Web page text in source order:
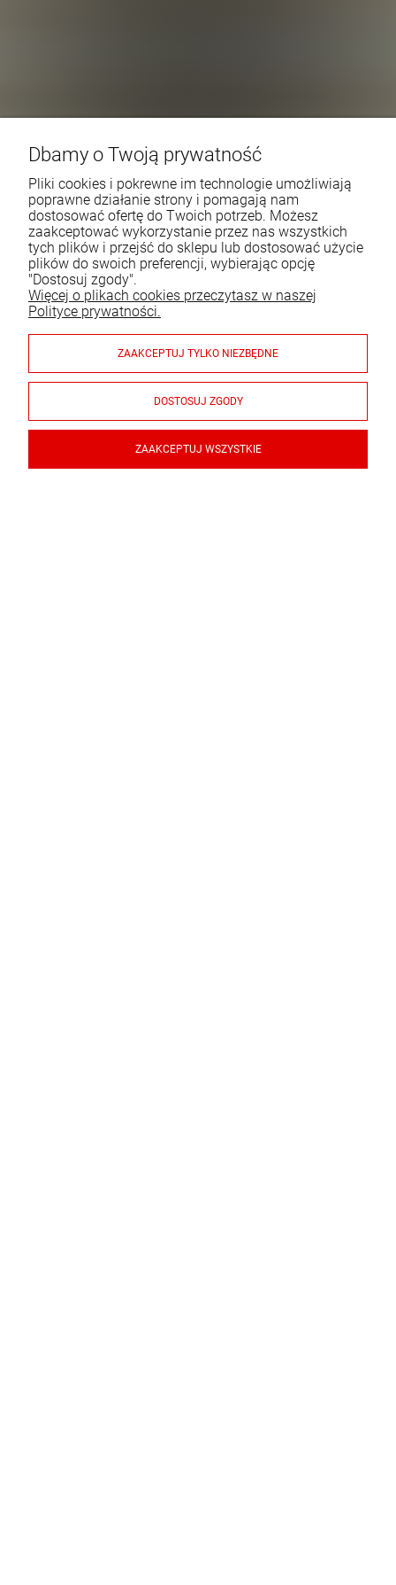
Dbamy o Twoją prywatność
Pliki cookies i pokrewne im technologie umożliwiają
poprawne działanie strony i pomagają nam
dostosować ofertę do Twoich potrzeb. Możesz
zaakceptować wykorzystanie przez nas wszystkich
tych plików i przejść do sklepu lub dostosować użycie
plików do swoich preferencji, wybierając opcję
"Dostosuj zgody".
Więcej o plikach cookies przeczytasz w naszej
Polityce prywatności.
ZAAKCEPTUJ TYLKO NIEZBĘDNE
DOSTOSUJ ZGODY
ZAAKCEPTUJ WSZYSTKIE